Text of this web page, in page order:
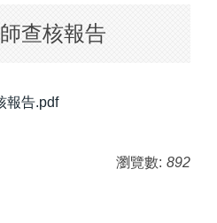
查核報告
報告.pdf
瀏覽數: 892